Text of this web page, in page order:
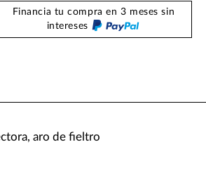
Financia tu compra en 3 meses sin
intereses
aro de fieltro